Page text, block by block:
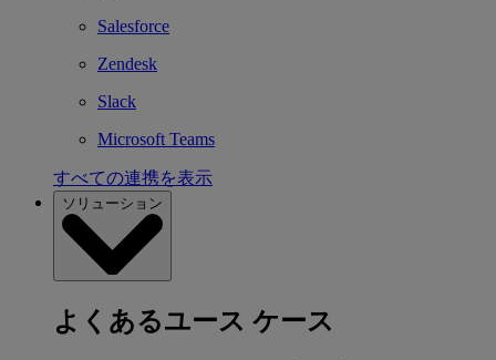
Salesforce
Zendesk
Slack
Microsoft Teams
すべての連携を表示
ソリューション
よくあるユース ケース